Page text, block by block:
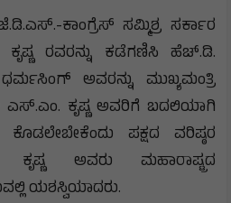
ಕಾಂಗ್ರೆಸ್ ಸಮ್ಮಿಶ್ರ ಸರ್ಕಾರ
ರವರನ್ನು ಕಡೆಗಣಿಸಿ ಹೆಚ್.ಡಿ.
ಅವರನ್ನು ಮುಖ್ಯಮಂತ್ರಿ
ಎಸ್.ಎಂ. ಕೃಷ್ಣ ಅವರಿಗೆ ಬದಲಿಯಾಗಿ
ಕೊಡಲೇಬೇಕೆಂದು ಪಕ್ಷದ ವರಿಷ್ಠರ
ಅವರು ಮಹಾರಾಷ್ಟ್ರದ
ಯಶಸ್ವಿಯಾದರು.